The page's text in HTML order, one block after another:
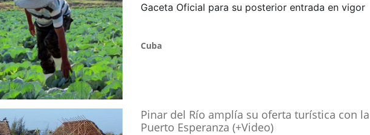
Gaceta Oficial para su posterior entrada en vigor
Cuba
Pinar del Río amplía su oferta turística con
Puerto Esperanza (+Video)